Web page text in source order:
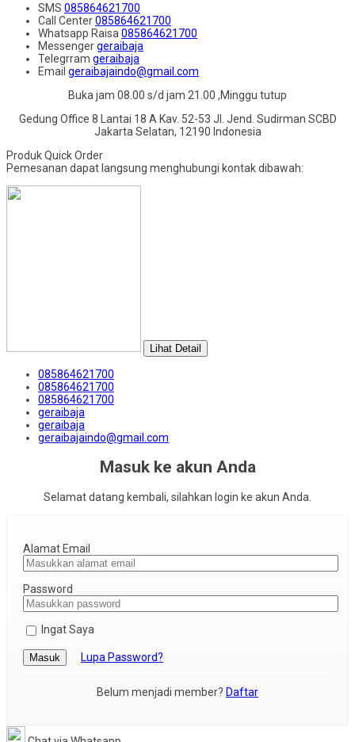
SMS 085864621700
Call Center085864621700
Whatsapp Raisa 085864621700
Messengergeraibaja
Telegrram geraibaja
Email geraibajaindo@gmail.com
Buka jam 08.00 s/d jam 21.00 ,Minggu tutup
Gedung Office 8 Lantai 18 A Kav. 52-53 Jl. Jend. Sudirman SCBD
Jakarta Selatan, 12190 Indonesia
Produk Quick Order
Pemesanan dapat langsung menghubungi kontak dibawah:
Lihat Detail
085864621700
085864621700
085864621700
geraibaja
geraibaja
geraibajaindo@gmail.com
Masuk ke akun Anda
Selamat datang kembali, silahkan login ke akun Anda.
Alamat Email
Password
Ingat Saya
Masuk Lupa Password?
Belum menjadi member? Daftar